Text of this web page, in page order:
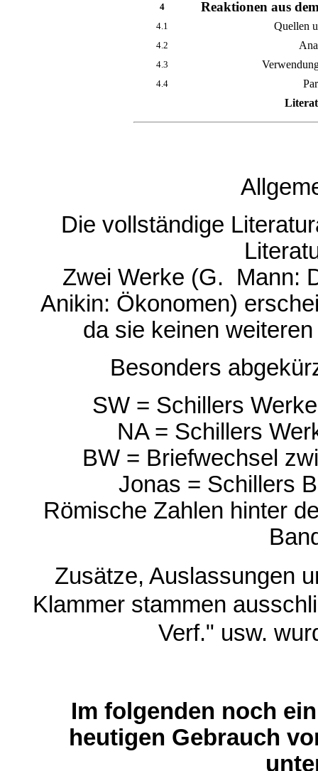
4 Reaktionen aus
4.1 Quellen
4.2
4.3
4.4
Die vollständige
Zwei Werke (G.
Mann:
Anikin: Ökonomen)
da sie keinen
Besonders
SW = Schillers
NA = Schillers
BW = Briefwechsel
Jonas = Schillers
Römische Zahlen hinter
Zusätze, Auslassungen
Klammer stammen
Verf." usw.
Im folgenden noch
heutigen Gebrauch